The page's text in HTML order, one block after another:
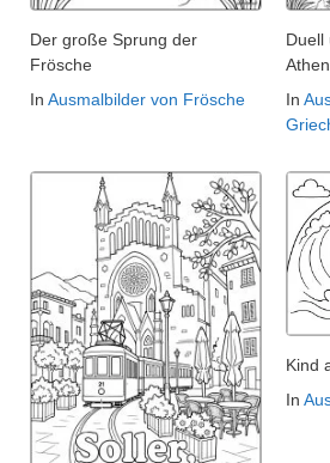
Der große Sprung der
Frösche
In Ausmalbilder von Frösche
Duell
In
Kind
In